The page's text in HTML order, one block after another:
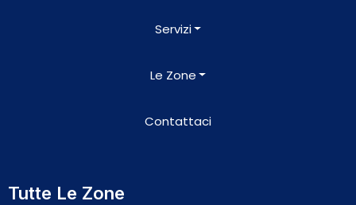
Servizi
Le Zone
Contattaci
Tutte Le Zone